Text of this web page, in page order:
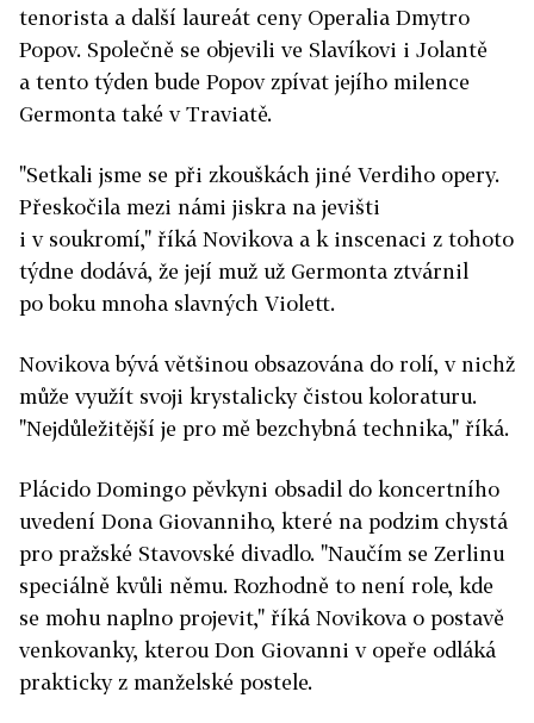
tenorista a další laureát ceny Operalia Dmytro
Popov. Společně se objevili ve Slavíkovi i Jolantě
a tento týden bude Popov zpívat jejího milence
Germonta také v Traviatě.
"Setkali jsme se při zkouškách jiné Verdiho opery.
Přeskočila mezi námi jiskra na jevišti
i v soukromí," říká Novikova a k inscenaci z tohoto
týdne dodává, že její muž už Germonta ztvárnil
po boku mnoha slavných Violett.
Novikova bývá většinou obsazována do rolí, v nichž
může využít svoji krystalicky čistou koloraturu.
"Nejdůležitější je pro mě bezchybná technika," říká.
Plácido Domingo pěvkyni obsadil do koncertního
uvedení Dona Giovanniho, které na podzim chystá
pro pražské Stavovské divadlo. "Naučím se Zerlinu
speciálně kvůli němu. Rozhodně to není role, kde
se mohu naplno projevit," říká Novikova o postavě
venkovanky, kterou Don Giovanni v opeře odláká
prakticky z manželské postele.